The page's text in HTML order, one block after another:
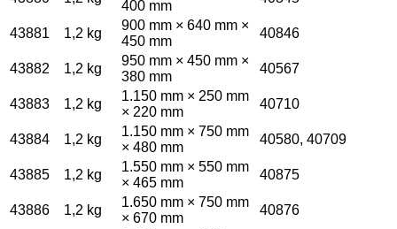
400 mm
43881 1,2 kg
900 mm × 640 mm ×
450 mm
40846
43882 1,2 kg
950 mm × 450 mm ×
380 mm
40567
43883 1,2 kg
1.150 mm × 250 mm
× 220 mm
40710
43884 1,2 kg
1.150 mm × 750 mm
× 480 mm
40580, 40709
43885 1,2 kg
1.550 mm × 550 mm
× 465 mm
40875
43886 1,2 kg
1.650 mm × 750 mm
× 670 mm
40876